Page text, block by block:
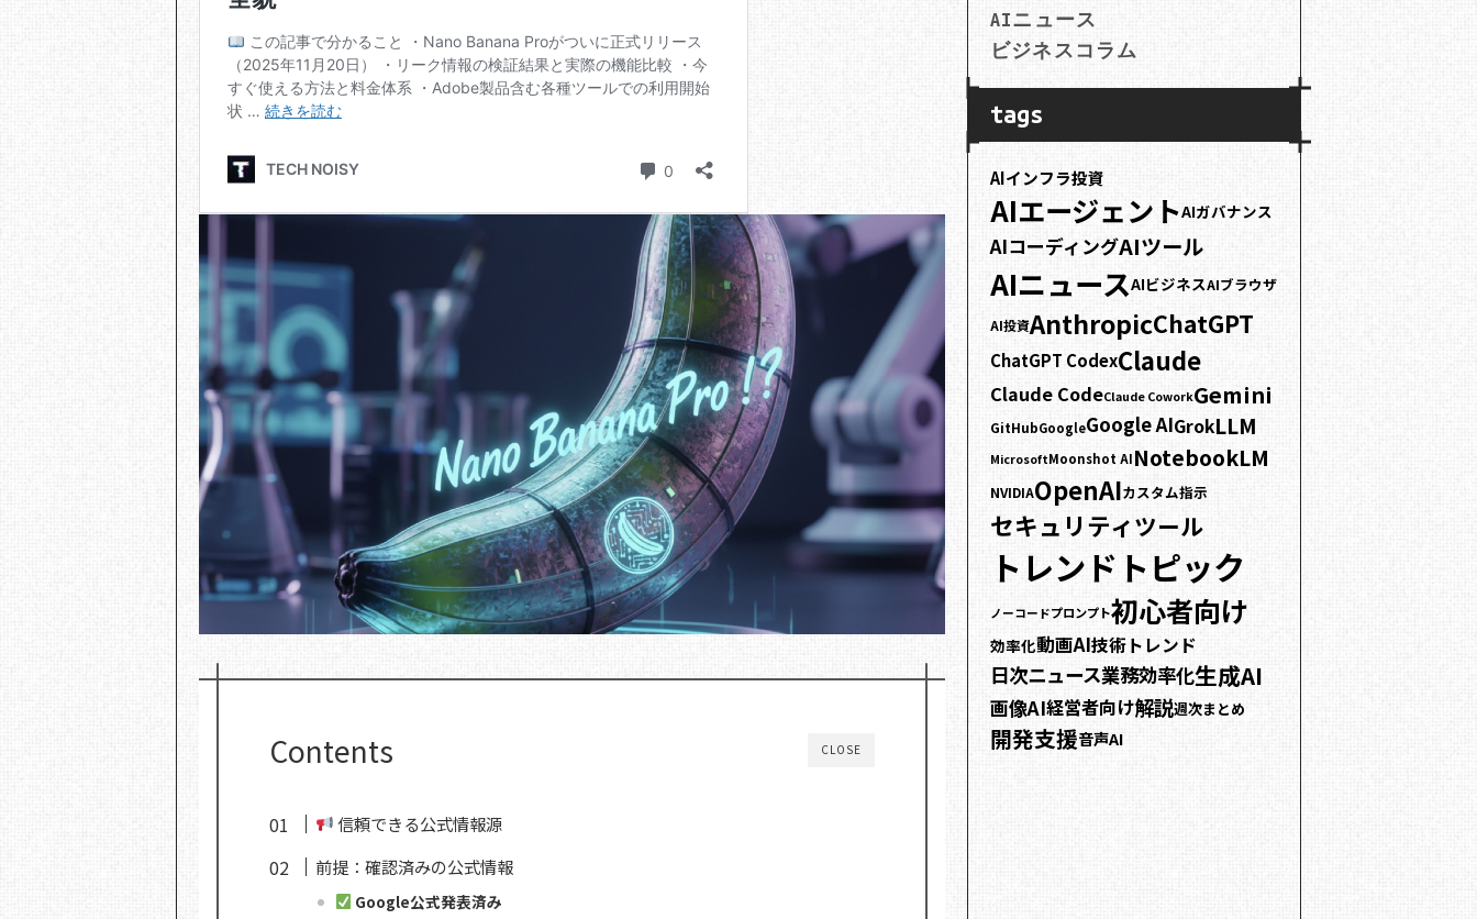
CLOSE
Contents
信頼できる公式情報源
前提：確認済みの公式情報
Google公式発表済み
AIニュース
ビジネスコラム
tags
AIインフラ投資
AIエージェントAIガバナンス
AIコーディングAIツール
AIニュースAIビジネスAIブラウザ
AI投資AnthropicChatGPT
ChatGPT CodexClaude
Claude CodeClaude CoworkGemini
GitHubGoogleGoogle AIGrokLLM
MicrosoftMoonshot AINotebookLM
NVIDIAOpenAIカスタム指示
セキュリティツール
トレンドトピック
ノーコードプロンプト初心者向け
効率化動画AI技術トレンド
日次ニュース業務効率化生成AI
画像AI経営者向け解説週次まとめ
開発支援音声AI